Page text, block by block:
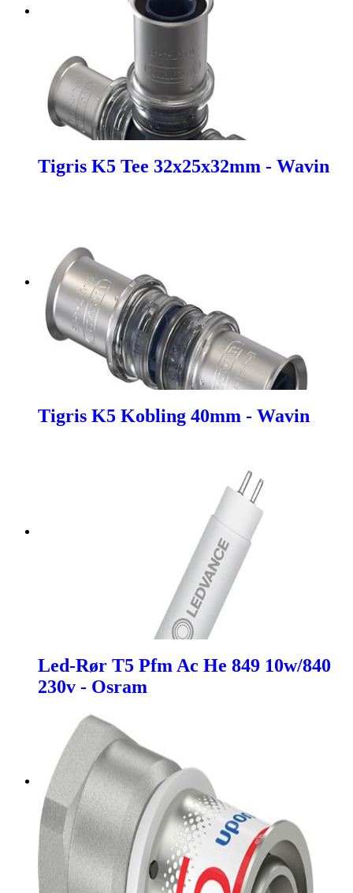
Tigris K5 Tee 32x25x32mm - Wavin
Tigris K5 Kobling 40mm - Wavin
Led-Rør T5 Pfm Ac He 849 10w/840
230v - Osram